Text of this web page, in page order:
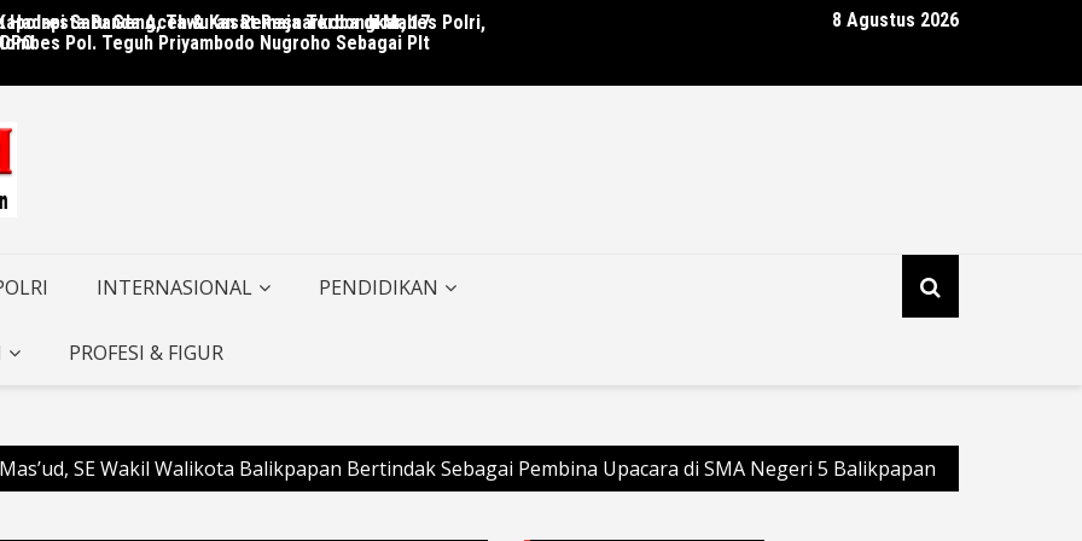
Banda Aceh & Kasat Resnarkoba di Mabes Polri,
Pol. Teguh Priyambodo Nugroho Sebagai Plt
Hadapi Satu Geng, Tawuran Remaja Terbongkar, 17
Polresta Banggai Ungkap Dua Kasus Terhadap Anak, Tiga Terduga
8 Agustus 2026
INTERNASIONAL PENDIDIKAN
PROFESI & FIGUR
SE Wakil Walikota Balikpapan Bertindak Sebagai Pembina Upacara di SMA Negeri 5 Balikpapan